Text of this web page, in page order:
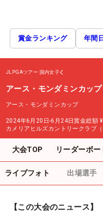
賞金ランキング 年間
JLPGAツアー 国内女子
アース・モンダミンカップ
アース・モンダミンカップ
2024年6月20日-6月24日賞金総額
カメリアヒルズカントリークラブ（
大会TOP リーダーボー
ライブフォト 出場選手
【この大会のニュース】